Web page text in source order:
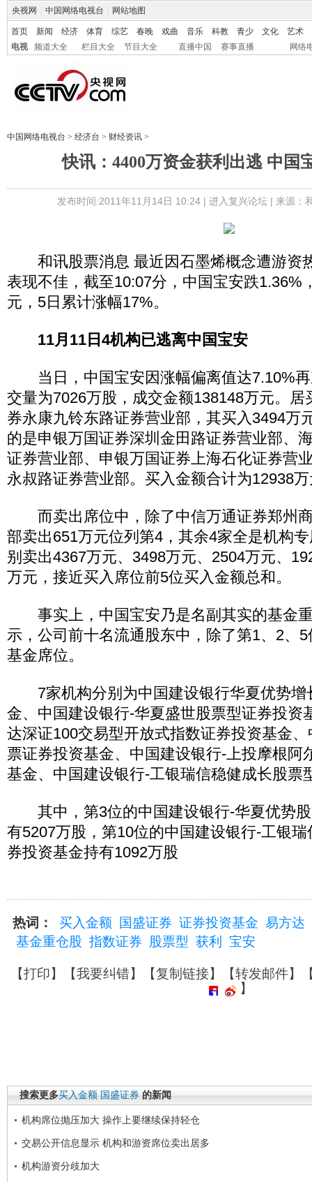
央视网 中国网络电视台 网站地图
首页 新闻 经济 体育 综艺 春晚 戏曲 音乐 科教 青少 文化
艺术
电视
频道大全 栏目大全 节目大全 直播中国 赛事直播 网络
中国网络电视台 > 经济台 > 财经资讯 >
快讯：4400万资金获利出逃 中国
发布时间:2011年11月14日 10:24 | 进入复兴论坛| 来源：
和讯股票消息 最近因石墨烯概念遭游资
表现不佳，截至10:07分，中国宝安跌1.36%
元，5日累计涨幅17%。
11月11日4机构已逃离中国宝安
当日，中国宝安因涨幅偏离值达7.10%再
交量为7026万股，成交金额138148万元。居
券永康九铃东路证券营业部，其买入3494万
的是申银万国证券深圳金田路证券营业部、
证券营业部、申银万国证券上海石化证券营
永叔路证券营业部。买入金额合计为12938
而卖出席位中，除了中信万通证券郑州
部卖出651万元位列第4，其余4家全是机构
别卖出4367万元、3498万元、2504万元、
万元，接近买入席位前5位买入金额总和。
事实上，中国宝安乃是名副其实的基金
示，公司前十名流通股东中，除了第1、2、
基金席位。
7家机构分别为中国建设银行华夏优势增
金、中国建设银行-华夏盛世股票型证券投资
达深证100交易型开放式指数证券投资基金
票证券投资基金、中国建设银行-上投摩根阿
基金、中国建设银行-工银瑞信稳健成长股票
其中，第3位的中国建设银行-华夏优势股
有5207万股，第10位的中国建设银行-工银
券投资基金持有1092万股
热词： 买入金额 国盛证券 证券投资基金 易方达
基金重仓股 指数证券 股票型 获利 宝安
【打印】【我要纠错】【复制链接】【转发邮件】
】
搜索更多买入金额 国盛证券 的新闻
机构席位抛压加大 操作上要继续保持轻仓
交易公开信息显示 机构和游资席位卖出居多
机构游资分歧加大